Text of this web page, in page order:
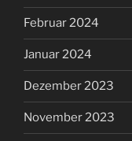
Februar 2024
Januar 2024
Dezember 2023
November 2023